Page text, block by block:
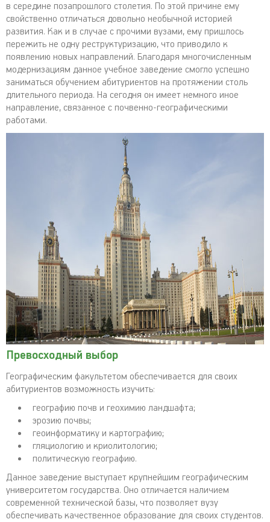
в середине позапрошлого столетия. По этой причине ему
свойственно отличаться довольно необычной историей
развития. Как и в случае с прочими вузами, ему пришлось
пережить не одну реструктуризацию, что приводило к
появлению новых направлений. Благодаря многочисленным
модернизациям данное учебное заведение смогло успешно
заниматься обучением абитуриентов на протяжении столь
длительного периода. На сегодня он имеет немного иное
направление, связанное с почвенно-географическими
работами.
Превосходный выбор
Географическим факультетом обеспечивается для своих
абитуриентов возможность изучить:
географию почв и геохимию ландшафта;
эрозию почвы;
геоинформатику и картографию;
гляциологию и криолитологию;
политическую географию.
Данное заведение выступает крупнейшим географическим
университетом государства. Оно отличается наличием
современной технической базы, что позволяет вузу
обеспечивать качественное образование для своих студентов.